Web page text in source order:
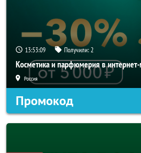
13:53:09 Получили:2
Косметика и парфюмерия в
Россия
Промокод